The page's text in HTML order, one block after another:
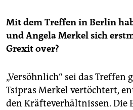
Mit dem Treffen in Berlin
und Angela Merkel sich
Grexit over?
„Versöhnlich“ sei das Treffen
Tsipras Merkel vertöchtert,
den Kräfteverhältnissen. Die